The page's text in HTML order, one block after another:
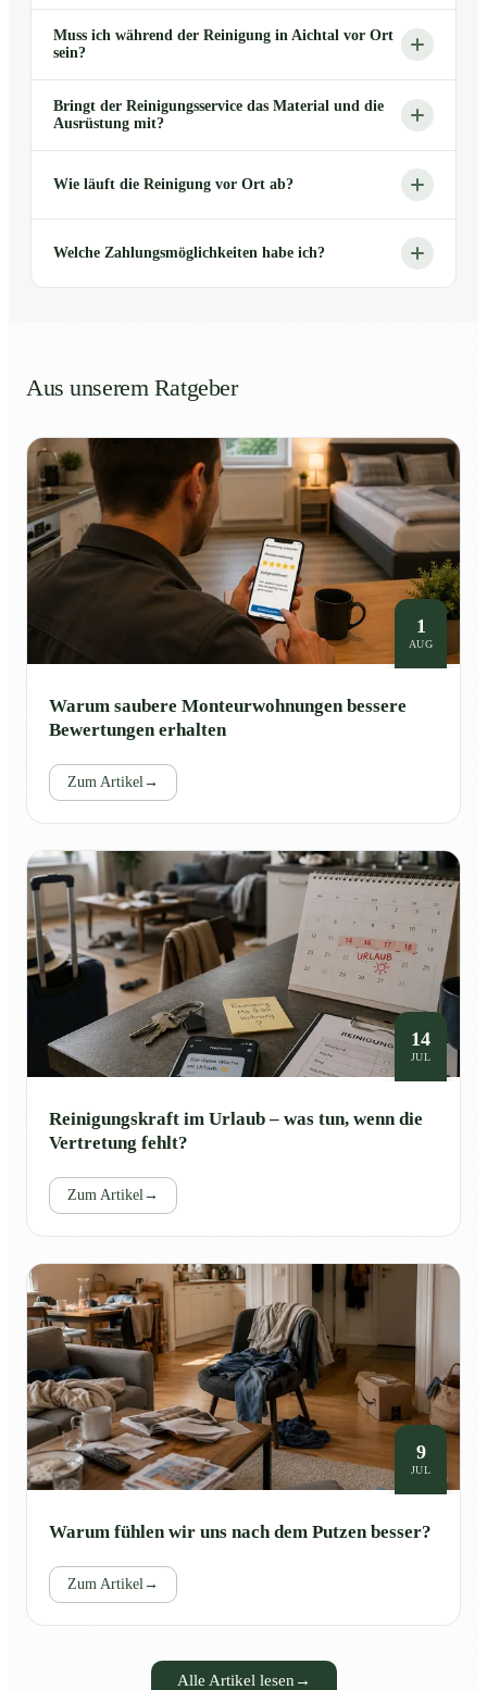
Muss ich während der Reinigung in Aichtal vor Ort
sein?
Bringt der Reinigungsservice das Material und die
Ausrüstung mit?
Wie läuft die Reinigung vor Ort ab?
Welche Zahlungsmöglichkeiten habe ich?
Aus unserem Ratgeber
1
AUG
Warum saubere Monteurwohnungen bessere
Bewertungen erhalten
Zum Artikel →
14
JUL
Reinigungskraft im Urlaub – was tun, wenn die
Vertretung fehlt?
Zum Artikel →
9
JUL
Warum fühlen wir uns nach dem Putzen besser?
Zum Artikel →
Alle Artikel lesen →